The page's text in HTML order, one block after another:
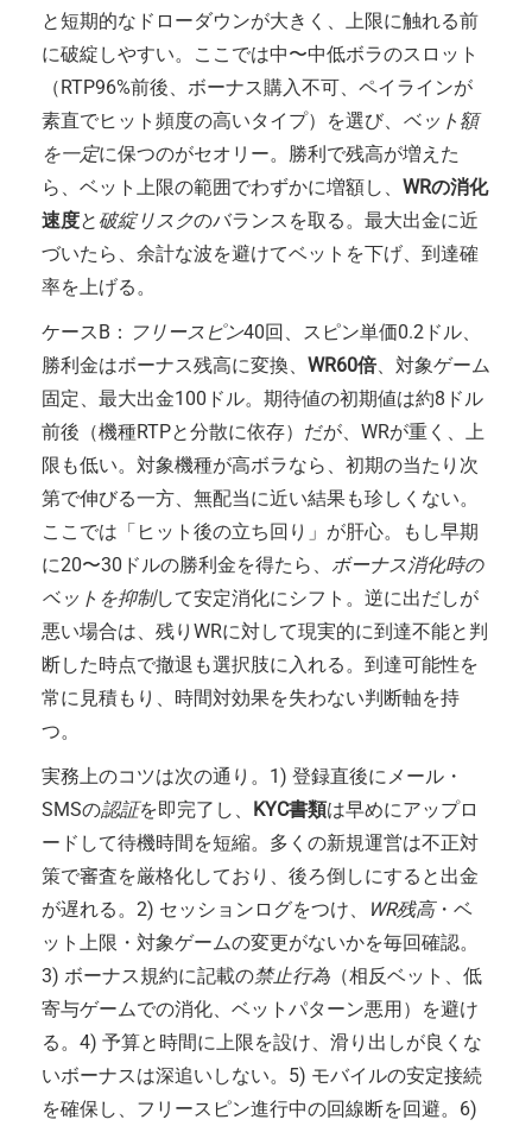
と短期的なドローダウンが大きく、上限に触れる前
に破綻しやすい。ここでは中〜中低ボラのスロット
（RTP96%前後、ボーナス購入不可、ペイラインが
素直でヒット頻度の高いタイプ）を選び、 ベット額
を一定に保つのがセオリー。勝利で残高が増えた
ら、ベット上限の範囲でわずかに増額し、 WRの消化
速度と 破綻リスクのバランスを取る。最大出金に近
づいたら、余計な波を避けてベットを下げ、到達確
率を上げる。
ケースB： フリースピン40回、スピン単価0.2ドル、
勝利金はボーナス残高に変換、 WR60倍、対象ゲーム
固定、最大出金100ドル。期待値の初期値は約8ドル
前後（機種RTPと分散に依存）だが、WRが重く、上
限も低い。対象機種が高ボラなら、初期の当たり次
第で伸びる一方、無配当に近い結果も珍しくない。
ここでは「ヒット後の立ち回り」が肝心。もし早期
に20〜30ドルの勝利金を得たら、 ボーナス消化時の
ベットを抑制して安定消化にシフト。逆に出だしが
悪い場合は、残りWRに対して現実的に到達不能と判
断した時点で撤退も選択肢に入れる。到達可能性を
常に見積もり、時間対効果を失わない判断軸を持
つ。
実務上のコツは次の通り。1) 登録直後にメール・
SMSの認証を即完了し、 KYC書類は早めにアップロ
ードして待機時間を短縮。多くの新規運営は不正対
策で審査を厳格化しており、後ろ倒しにすると出金
が遅れる。2) セッションログをつけ、
WR残高・ベ
ット上限・対象ゲームの変更がないかを毎回確認。
3) ボーナス規約に記載の禁止行為 （相反ベット、低
寄与ゲームでの消化、ベットパターン悪用）を避け
る。4) 予算と時間に上限を設け、滑り出しが良くな
いボーナスは深追いしない。5) モバイルの安定接続
を確保し、フリースピン進行中の回線断を回避。6)